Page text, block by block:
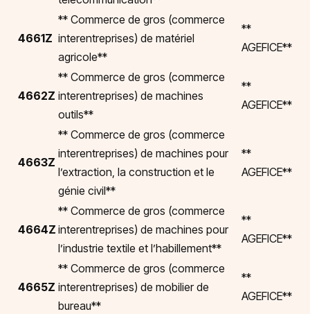
4661Z
** Commerce de gros (commerce
interentreprises) de matériel
agricole**
**
AGEFICE**
4662Z
** Commerce de gros (commerce
interentreprises) de machines
outils**
**
AGEFICE**
4663Z
** Commerce de gros (commerce
interentreprises) de machines pour
l’extraction, la construction et le
génie civil**
**
AGEFICE**
4664Z
** Commerce de gros (commerce
interentreprises) de machines pour
l’industrie textile et l’habillement**
**
AGEFICE**
4665Z
** Commerce de gros (commerce
interentreprises) de mobilier de
bureau**
**
AGEFICE**